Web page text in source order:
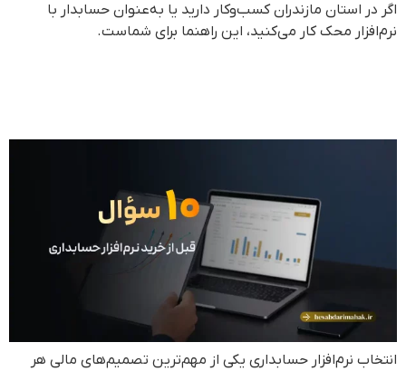
اگر در استان مازندران کسب‌وکار دارید یا به‌عنوان حسابدار با
نرم‌افزار محک کار می‌کنید، این راهنما برای شماست.
انتخاب نرم‌افزار حسابداری یکی از مهم‌ترین تصمیم‌های مالی هر